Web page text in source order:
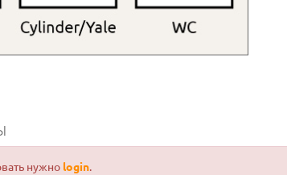
нужно login.